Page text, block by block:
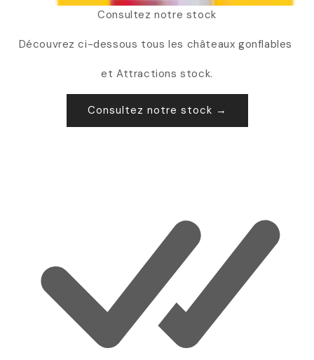
Consultez notre stock
Découvrez ci-dessous tous les châteaux gonflables
et Attractions stock.
Consultez notre stock →